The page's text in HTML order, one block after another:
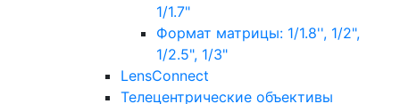
1/1.7"
Формат матрицы: 1/1.8'', 1/2",
1/2.5", 1/3"
LensConnect
Телецентрические объективы